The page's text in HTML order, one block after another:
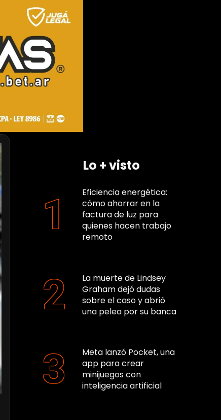
Lo + visto
Eficiencia energética:
cómo ahorrar en la
factura de luz para
quienes hacen trabajo
remoto
La muerte de Lindsey
Graham dejó dudas
sobre el caso y abrió
una pelea por su banca
Meta lanzó Pocket, una
app para crear
minijuegos con
inteligencia artificial